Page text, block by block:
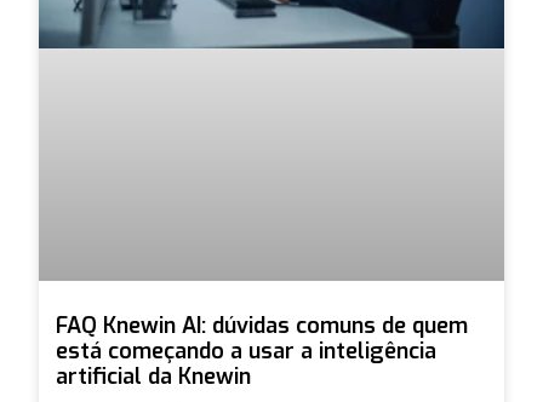
FAQ Knewin AI: dúvidas comuns de quem
está começando a usar a inteligência
artificial da Knewin